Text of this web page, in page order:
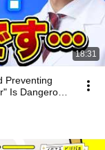
18:31
Preventing
Is Dangerous